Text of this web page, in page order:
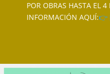
POR OBRAS HASTA EL
INFORMACIÓN AQUÍ:👉